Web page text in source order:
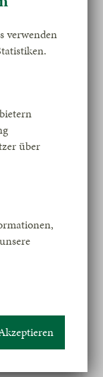
verwenden
über